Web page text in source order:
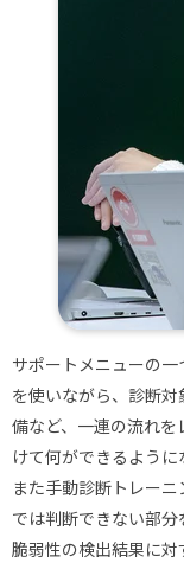
サポートメニューの
を使いながら、診断
備など、一連の流れ
けて何ができるように
また手動診断トレー
では判断できない部分
脆弱性の検出結果に対